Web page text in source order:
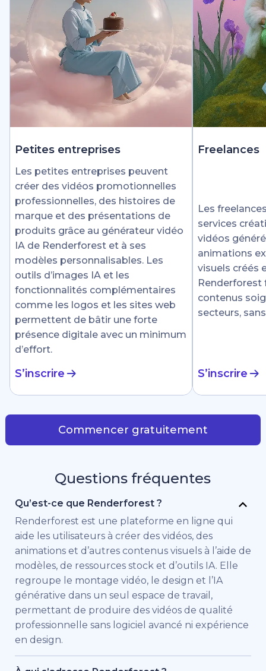
Petites entreprises
Les petites entreprises peuvent
créer des vidéos promotionnelles
professionnelles, des histoires de
marque et des présentations de
produits grâce au générateur vidéo
IA de Renderforest et à ses
modèles personnalisables. Les
outils d’images IA et les
fonctionnalités complémentaires
comme les logos et les sites web
permettent de bâtir une forte
présence digitale avec un minimum
d’effort.
S’inscrire
Freelances
Les
services
vidéos
animations
visuels créés
Renderforest
contenus
secteurs,
S’inscrire
Commencer gratuitement
Questions fréquentes
Qu’est-ce que Renderforest ?
Renderforest est une plateforme en ligne qui
aide les utilisateurs à créer des vidéos, des
animations et d’autres contenus visuels à l’aide de
modèles, de ressources stock et d’outils IA. Elle
regroupe le montage vidéo, le design et l’IA
générative dans un seul espace de travail,
permettant de produire des vidéos de qualité
professionnelle sans logiciel avancé ni expérience
en design.